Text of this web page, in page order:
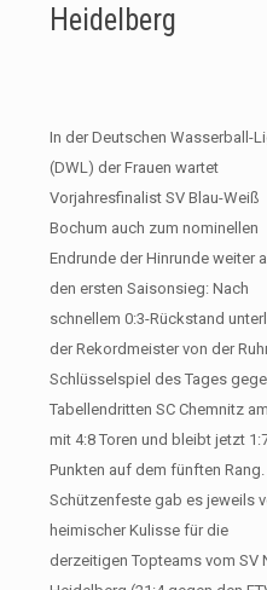
Heidelberg
In der Deutschen Wasserball-
(DWL) der Frauen wartet
Vorjahresfinalist SV Blau-Weiß
Bochum auch zum nominellen
Endrunde der Hinrunde weiter
den ersten Saisonsieg: Nach
schnellem 0:3-Rückstand
der Rekordmeister von der
Schlüsselspiel des Tages
Tabellendritten SC Chemnitz
mit 4:8 Toren und bleibt jetzt
Punkten auf dem fünften Rang.
Schützenfeste gab es jeweils
heimischer Kulisse für die
derzeitigen Topteams vom SV